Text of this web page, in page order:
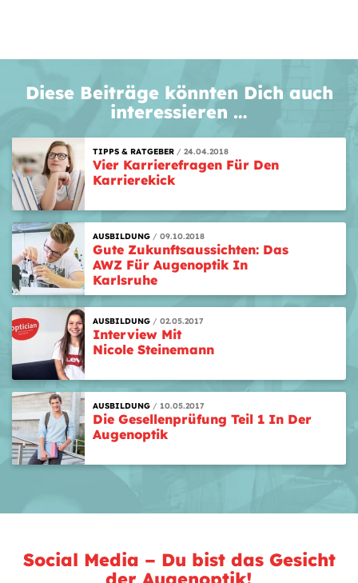
Diese Beiträge könnten Dich auch
interessieren …
TIPPS & RATGEBER 24.04.2018
Vier Karrierefragen Für Den
Karrierekick
AUSBILDUNG 09.10.2018
Gute Zukunftsaussichten: Das
AWZ Für Augenoptik In
Karlsruhe
AUSBILDUNG 02.05.2017
Interview Mit
Nicole Steinemann
AUSBILDUNG 10.05.2017
Die Gesellenprüfung Teil 1 In Der
Augenoptik
Social Media – Du bist das Gesicht